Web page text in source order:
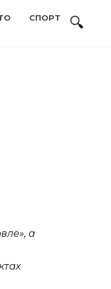
СПОРТ
а